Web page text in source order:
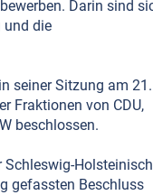
Darin sind
und die
seiner Sitzung am 21.
Fraktionen von CDU,
beschlossen.
Schleswig-
gefassten Beschluss